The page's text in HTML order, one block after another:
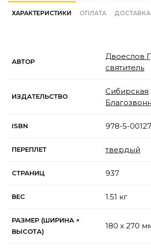
ХАРАКТЕРИСТИКИ ОПЛАТА ДОСТАВКА
АВТОР
Двоеслов
святитель
ИЗДАТЕЛЬСТВО
Сибирская
ISBN 978-5-
ПЕРЕПЛЕТ твердый
СТРАНИЦ 937
ВЕС 1.51 кг
РАЗМЕР (ШИРИНА ×
ВЫСОТА)
180 x 270